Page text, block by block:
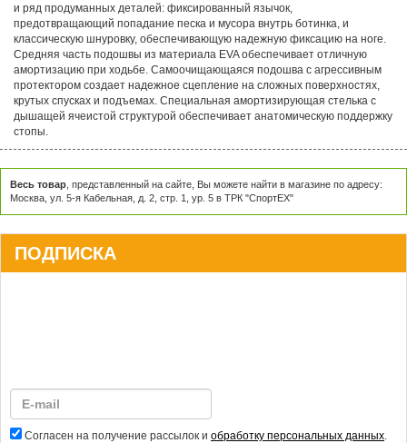
и ряд продуманных деталей: фиксированный язычок,
предотвращающий попадание песка и мусора внутрь ботинка, и
классическую шнуровку, обеспечивающую надежную фиксацию на ноге.
Средняя часть подошвы из материала EVA обеспечивает отличную
амортизацию при ходьбе. Самоочищающаяся подошва с агрессивным
протектором создает надежное сцепление на сложных поверхностях,
крутых спусках и подъемах. Специальная амортизирующая стелька с
дышащей ячеистой структурой обеспечивает анатомическую поддержку
стопы.
Весь товар , представленный на сайте, Вы можете найти в магазине по адресу:
Москва, ул. 5-я Кабельная, д. 2, стр. 1, ур. 5 в ТРК "СпортЕХ"
ПОДПИСКА
Согласен на получение рассылок и обработку персональных данных